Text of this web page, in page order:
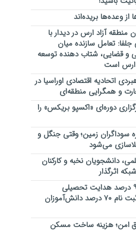
از وعده‌ها بریده‌اند
منطقه آزاد ارس در دیدار با
تعامل سازنده میان
و قضایی، شتاب‌ دهنده توسعه
ارس است
اتحادیه اقتصادی اوراسیا در
و همگرایی منطقه‌ای
دوره‌ای «اکسپو بریکس» را
سوداگران زمین؛ وقتی جنگل و
می‌شود
دانشجویان نخبه و کارکنان
اثرگذار
صدور بیش از ۹۰ درصد هدایت تحصیلی
نهمی‌ها/ پیش ثبت نام ۷۰ درصد دانش‌آموزان
امن؛ هزینه ساخت مسکن